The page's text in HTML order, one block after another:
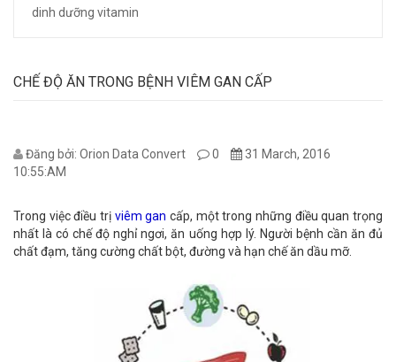
dinh dưỡng vitamin
CHẾ ĐỘ ĂN TRONG BỆNH VIÊM GAN CẤP
Đăng bởi: Orion Data Convert 0
31 March, 2016
10:55:AM
Trong việc điều trị viêm gan cấp, một trong những điều quan trọng
nhất là có chế độ nghỉ ngơi, ăn uống hợp lý. Người bệnh cần ăn đủ
chất đạm, tăng cường chất bột, đường và hạn chế ăn dầu mỡ.